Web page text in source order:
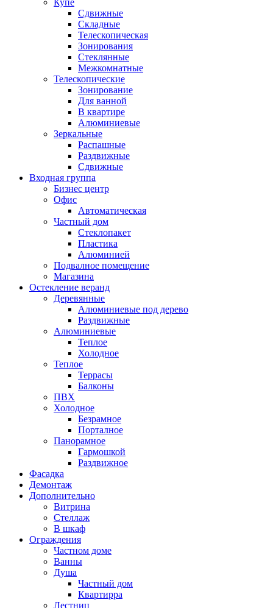
Купе
Сдвижные
Складные
Телескопическая
Зонирования
Стеклянные
Межкомнатные
Телескопические
Зонирование
Для ванной
В квартире
Алюминиевые
Зеркальные
Распашные
Раздвижные
Сдвижные
Входная группа
Бизнес центр
Офис
Автоматическая
Частный дом
Стеклопакет
Пластика
Алюминией
Подвалное помещение
Магазина
Остекление веранд
Деревянные
Алюминиевые под дерево
Раздвижные
Алюминиевые
Теплое
Холодное
Теплое
Террасы
Балконы
ПВХ
Холодное
Безрамное
Порталное
Панорамное
Гармошкой
Раздвижное
Фасадка
Демонтаж
Дополнительно
Витрина
Стеллаж
В шкаф
Ограждения
Частном доме
Ванны
Душа
Частный дом
Квартирра
Лестниц